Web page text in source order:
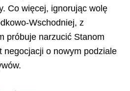
Co więcej, ignorując wolę
Wschodniej, z
próbuje narzucić Stanom
negocjacji o nowym podziale